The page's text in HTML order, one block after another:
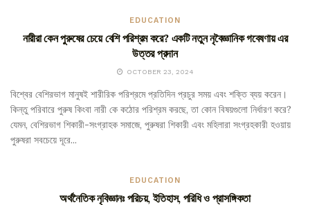
EDUCATION
নারীরা কেন পুরুষের চেয়ে বেশি পরিশ্রম করে? একটি নতুন নৃবৈজ্ঞানিক গবেষণায় এর
উত্তর প্রদান
OCTOBER 23, 2024
বিশ্বের বেশিরভাগ মানুষই শারীরিক পরিশ্রমে প্রতিদিন প্রচুর সময় এবং শক্তি ব্যয় করেন।
কিন্তু পরিবারে পুরুষ কিংবা নারী কে কঠোর পরিশ্রম করছে, তা কোন বিষয়গুলো নির্ধারণ করে?
যেমন, বেশিরভাগ শিকারী-সংগ্রাহক সমাজে, পুরুষরা শিকারী এবং মহিলারা সংগ্রহকারী হওয়ায়
পুরুষরা‌ সবচেয়ে দূরে...
EDUCATION
অর্থনৈতিক নৃবিজ্ঞানঃ পরিচয়, ইতিহাস, পরিধি ও প্রাসঙ্গিকতা